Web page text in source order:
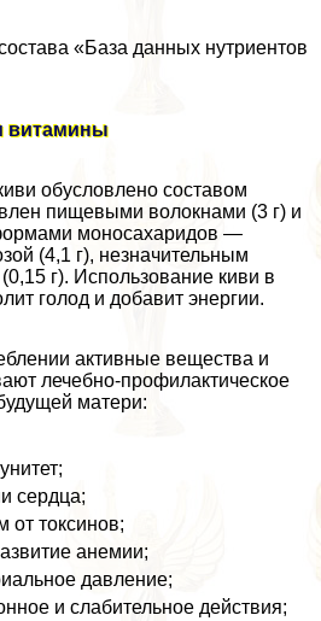
«База данных нутриентов
витамины
обусловлено составом
пищевыми волокнами (3 г) и
моносахаридов —
(4,1 г), незначительным
г). Использование киви в
голод и добавит энергии.
активные вещества и
лечебно-профилактическое
матери:
сердца;
от токсинов;
анемии;
давление;
и слабительное действия;